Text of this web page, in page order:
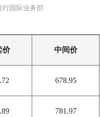
行国际业务部
价 中间价
678.95
781.97